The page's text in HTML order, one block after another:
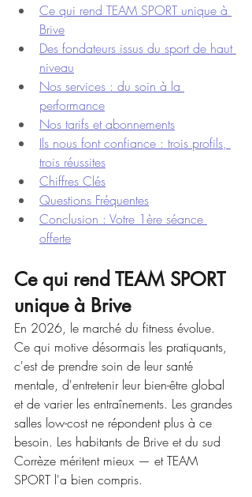
Ce qui rend TEAM SPORT unique à
Brive
Des fondateurs issus du sport de haut
niveau
Nos services : du soin à la
performance
Nos tarifs et abonnements
Ils nous font confiance : trois profils,
trois réussites
Chiffres Clés
Questions Fréquentes
Conclusion : Votre 1ère séance
offerte
Ce qui rend TEAM SPORT
unique à Brive
En 2026, le marché du fitness évolue.
Ce qui motive désormais les pratiquants,
c'est de prendre soin de leur santé
mentale, d'entretenir leur bien-être global
et de varier les entraînements. Les grandes
salles low-cost ne répondent plus à ce
besoin. Les habitants de Brive et du sud
Corrèze méritent mieux — et TEAM
SPORT l'a bien compris.